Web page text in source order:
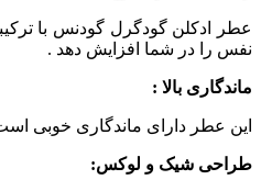
عطر ادکلن گودگرل گودنس با
نفس را در شما افزایش دهد .
ماندگاری بالا :
این عطر دارای ماندگاری خوبی
طراحی شیک و لوکس: